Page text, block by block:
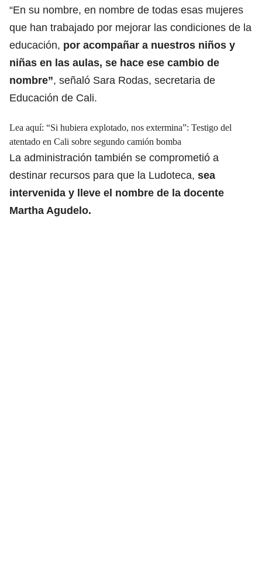
“En su nombre, en nombre de todas esas mujeres
que han trabajado por mejorar las condiciones de la
educación, por acompañar a nuestros niños y
niñas en las aulas, se hace ese cambio de
nombre”, señaló Sara Rodas, secretaria de
Educación de Cali.
Lea aquí: “Si hubiera explotado, nos extermina”: Testigo del
atentado en Cali sobre segundo camión bomba
La administración también se comprometió a
destinar recursos para que la Ludoteca, sea
intervenida y lleve el nombre de la docente
Martha Agudelo.